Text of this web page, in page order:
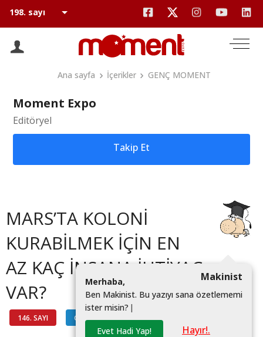
Ana sayfa İçerikler GENÇ MOMENT
Moment Expo
Editöryel
Takip Et
MARS’TA KOLONİ
KURABİLMEK İÇİN EN
AZ KAÇ İNSANA İHTİYAÇ
VAR?
146. SAYI GENÇ MOMENT #
Makinist
Merhaba,
Ben Makinist. Bu yazıyı sana özetlememi
ister misin? |
Evet Hadi Yap!
Hayır!.